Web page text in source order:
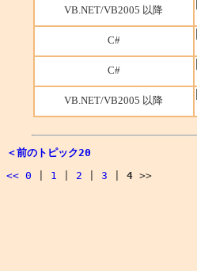
VB.NET/VB2005 以降
C#
C#
VB.NET/VB2005 以降
＜前のトピック20
<< 0 1 2 3 4 >>